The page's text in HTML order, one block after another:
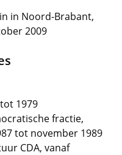
in Noord-Brabant,
2009
1979
fractie,
tot november 1989
CDA, vanaf